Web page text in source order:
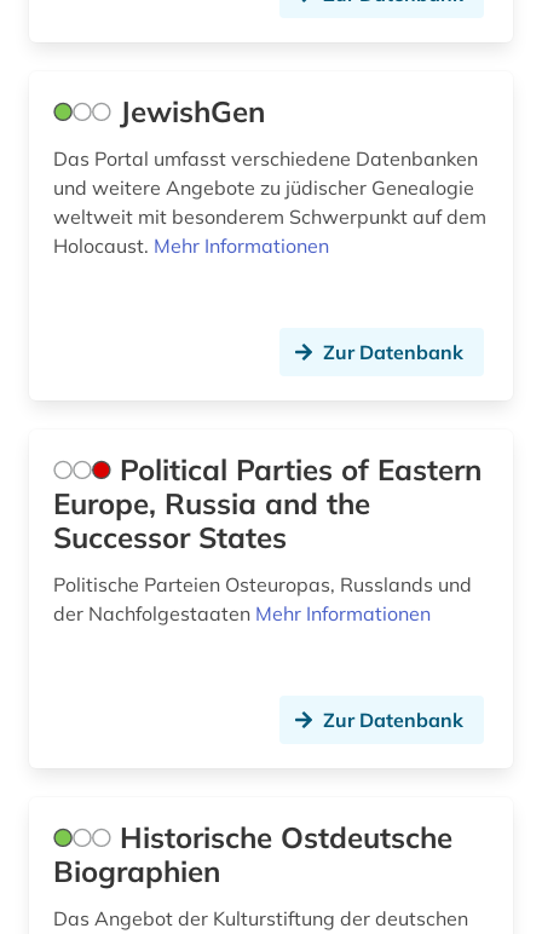
übersetzung (1)
JewishGen
Das Portal umfasst verschiedene Datenbanken
und weitere Angebote zu jüdischer Genealogie
weltweit mit besonderem Schwerpunkt auf dem
Holocaust. Mehr Informationen
Zur Datenbank
Political Parties of Eastern
Europe, Russia and the
Successor States
Politische Parteien Osteuropas, Russlands und
der Nachfolgestaaten Mehr Informationen
Zur Datenbank
Historische Ostdeutsche
Biographien
Das Angebot der Kulturstiftung der deutschen